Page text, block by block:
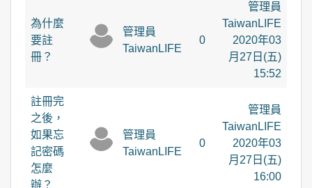
為什麼
要註
冊？
管理員
TaiwanLIFE
0
管理員
TaiwanLIFE
2020年03
月27日(五)
15:52
註冊完
之後，
如果忘
記密碼
怎麼
辦？
管理員
TaiwanLIFE
0
管理員
TaiwanLIFE
2020年03
月27日(五)
16:00